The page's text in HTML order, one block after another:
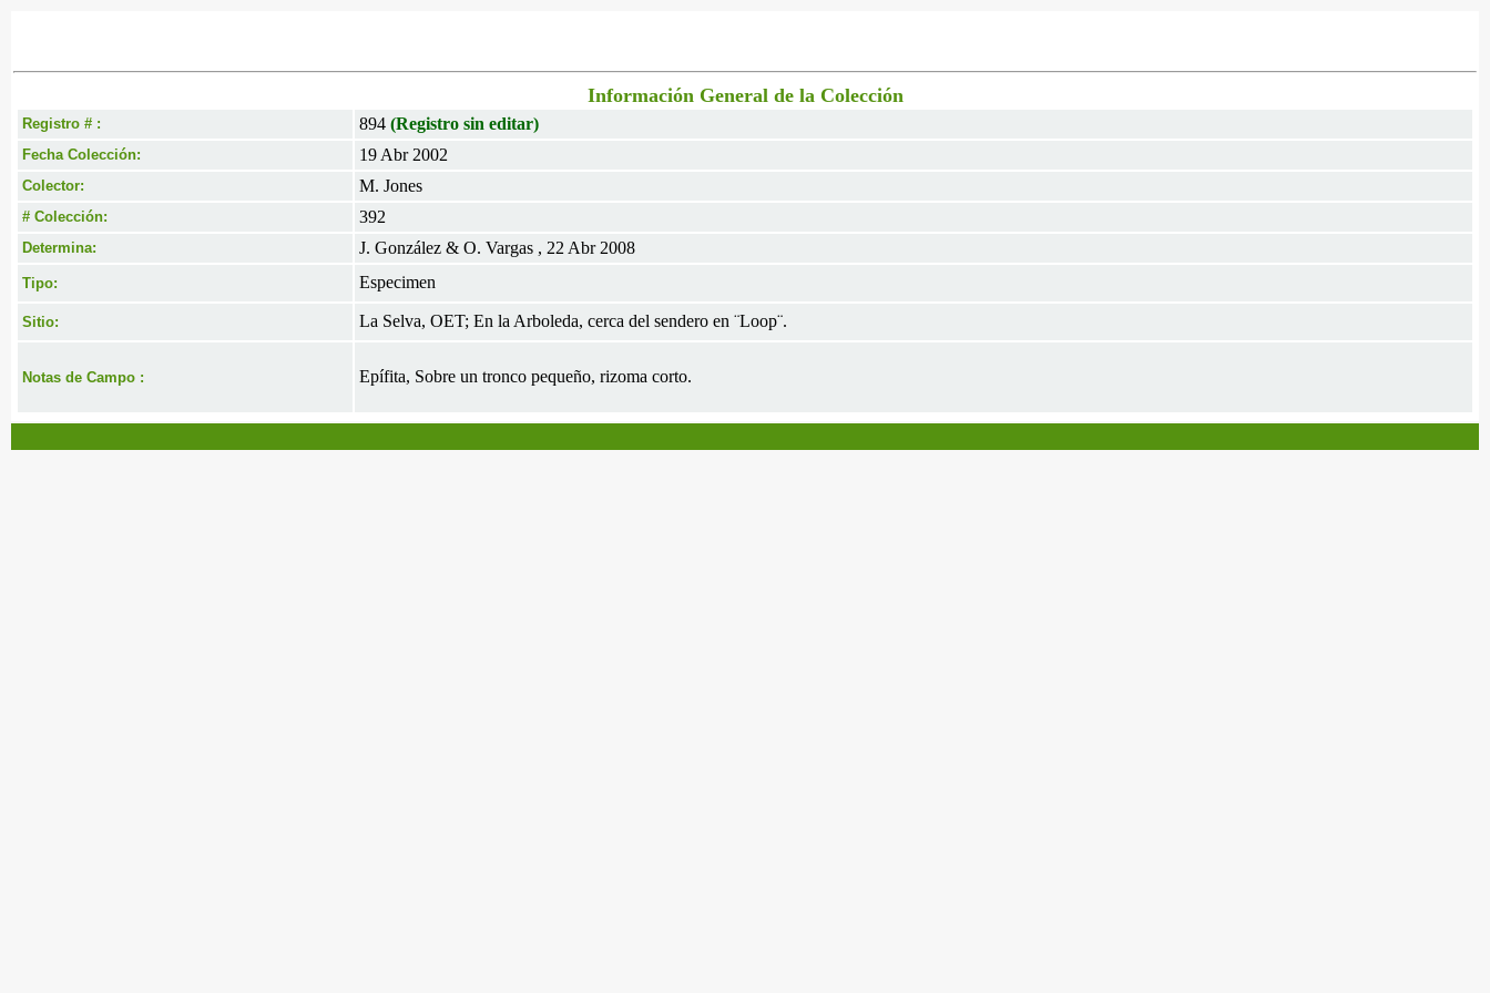
Información General de la Colección
Registro # : 894 (Registro sin editar)
Fecha Colección: 19 Abr 2002
Colector: M. Jones
# Colección: 392
Determina: J. González & O. Vargas , 22 Abr 2008
Tipo: Especimen
Sitio: La Selva, OET; En la Arboleda, cerca del sendero en ¨Loop¨.
Notas de Campo : Epífita, Sobre un tronco pequeño, rizoma corto.